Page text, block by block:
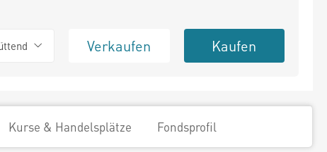
Verkaufen Kaufen
Kurse & Handelsplätze Fondsprofil